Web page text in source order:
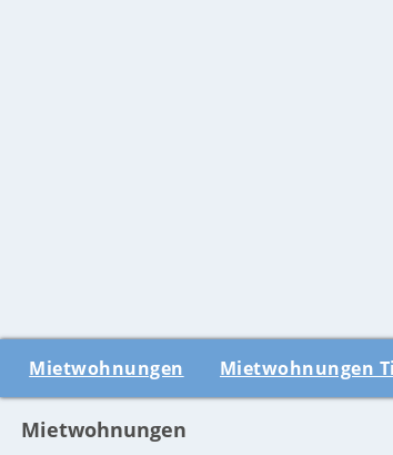
Mietwohnungen Mietwohnungen
Mietwohnungen